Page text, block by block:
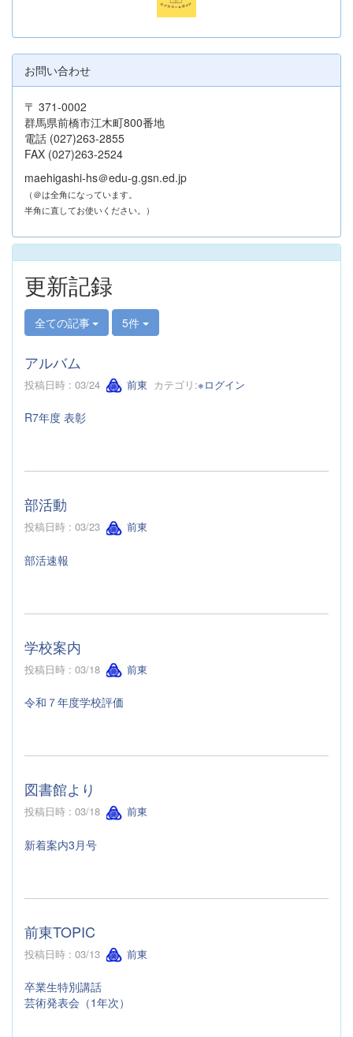
お問い合わせ
〒 371-0002
群馬県前橋市江木町800番地
電話 (027)263-2855
FAX (027)263-2524
maehigashi-hs＠edu-g.gsn.ed.jp
（＠は全角になっています。
半角に直してお使いください。）
更新記録
全ての記事 5件
アルバム
投稿日時 : 03/24 前東 カテゴリ:※ログイン
R7年度 表彰
部活動
投稿日時 : 03/23 前東
部活速報
学校案内
投稿日時 : 03/18 前東
令和７年度学校評価
図書館より
投稿日時 : 03/18 前東
新着案内3月号
前東TOPIC
投稿日時 : 03/13 前東
卒業生特別講話
芸術発表会（1年次）